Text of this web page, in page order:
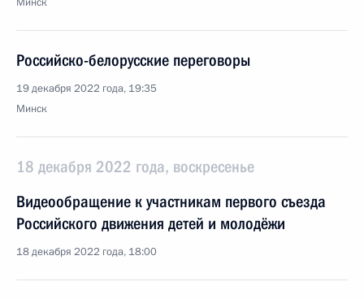
Российско-белорусские переговоры
19 декабря 2022 года, 19:35
Минск
18 декабря 2022 года, воскресенье
Видеообращение к участникам первого съезда
Российского движения детей и молодёжи
18 декабря 2022 года, 18:00